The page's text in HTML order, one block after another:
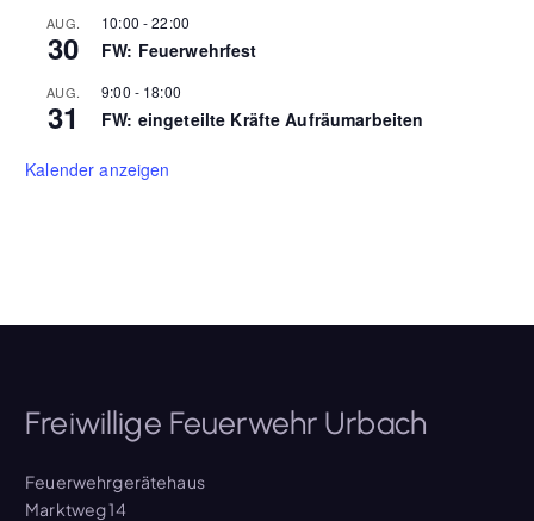
AUG.
30
10:00 -22:00
FW: Feuerwehrfest
AUG.
31
9:00 - 18:00
FW: eingeteilte Kräfte Aufräumarbeiten
Kalender anzeigen
Freiwillige Feuerwehr Urbach
Feuerwehrgerätehaus
Marktweg 14